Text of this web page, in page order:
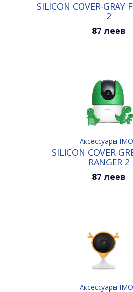
SILICON COVER-GRAY
2
87 леев
Аксессуары
SILICON COVER-
RANGER 2
87 леев
Аксессуары